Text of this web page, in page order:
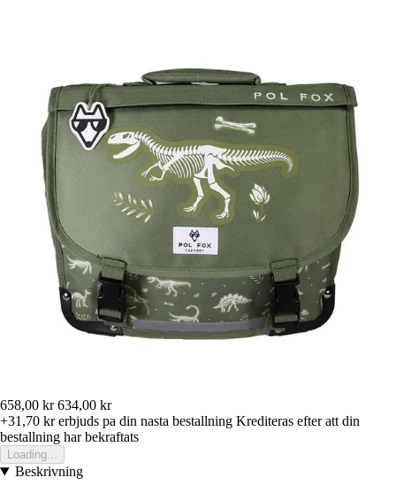
658,00 kr 634,00 kr
+31,70 krerbjuds pa din nasta bestallning Krediteras efter att din
bestallning har bekraftats
Loading...
Beskrivning